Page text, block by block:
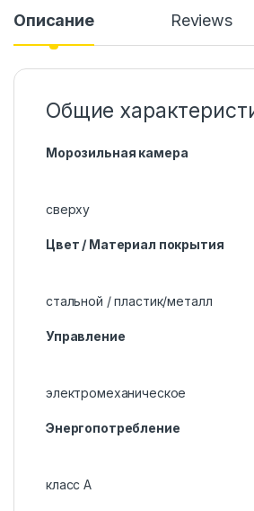
Описание Reviews
Общие
Морозильная камера
сверху
Цвет / Материал покрытия
стальной / пластик/металл
Управление
электромеханическое
Энергопотребление
класс A